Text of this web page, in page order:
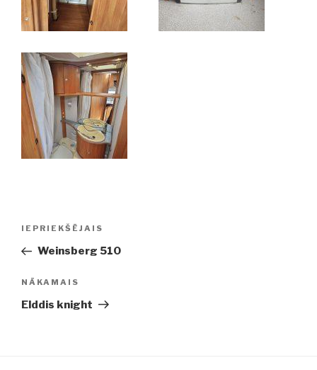
Ziņu
Iepriekšējā
ziņa:
IEPRIEKŠĒJAIS
Weinsberg 510
Nākamā
ziņa
NĀKAMAIS
Elddis knight